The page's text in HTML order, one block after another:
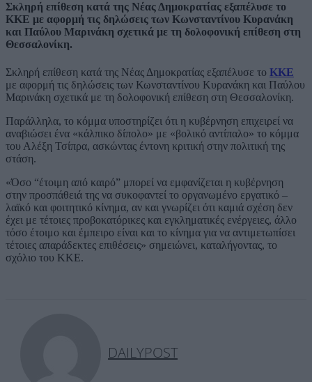
Σκληρή επίθεση κατά της Νέας Δημοκρατίας εξαπέλυσε το
ΚΚΕ με αφορμή τις δηλώσεις των Κωνσταντίνου Κυρανάκη
και Παύλου Μαρινάκη σχετικά με τη δολοφονική επίθεση στη
Θεσσαλονίκη.
Σκληρή επίθεση κατά της Νέας Δημοκρατίας εξαπέλυσε το ΚΚΕ
με αφορμή τις δηλώσεις των Κωνσταντίνου Κυρανάκη και Παύλου
Μαρινάκη σχετικά με τη δολοφονική επίθεση στη Θεσσαλονίκη.
Παράλληλα, το κόμμα υποστηρίζει ότι η κυβέρνηση επιχειρεί να
αναβιώσει ένα «κάλπικο δίπολο» με «βολικό αντίπαλο» το κόμμα
του Αλέξη Τσίπρα, ασκώντας έντονη κριτική στην πολιτική της
στάση.
«Όσο “έτοιμη από καιρό” μπορεί να εμφανίζεται η κυβέρνηση
στην προσπάθειά της να συκοφαντεί το οργανωμένο εργατικό –
λαϊκό και φοιτητικό κίνημα, αν και γνωρίζει ότι καμιά σχέση δεν
έχει με τέτοιες προβοκατόρικες και εγκληματικές ενέργειες, άλλο
τόσο έτοιμο και έμπειρο είναι και το κίνημα για να αντιμετωπίσει
τέτοιες απαράδεκτες επιθέσεις» σημειώνει, καταλήγοντας, το
σχόλιο του ΚΚΕ.
DAILYPOST